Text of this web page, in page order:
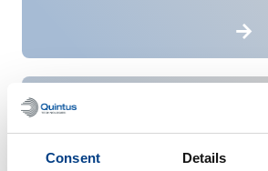
Consent Details
이유식